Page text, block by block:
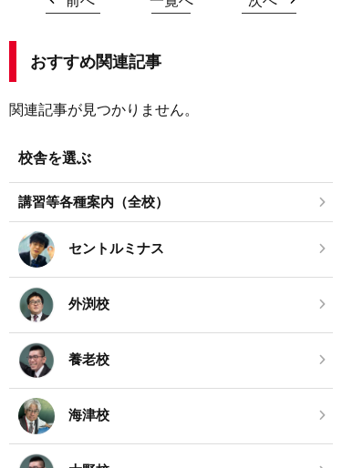
おすすめ関連記事
関連記事が見つかりません。
校舎を選ぶ
講習等各種案内（全校）
セントルミナス
外渕校
養老校
海津校